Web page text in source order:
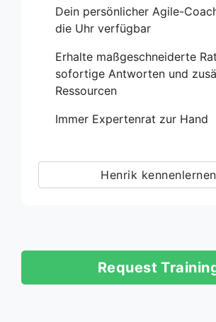
Dein persönlicher Agile-
die Uhr verfügbar
Erhalte maßgeschneiderte
sofortige Antworten und
Ressourcen
Immer Expertenrat zur Hand
Henrik kennenlernen
Request